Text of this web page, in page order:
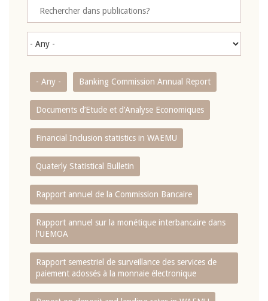
- Any - Banking Commission Annual Report
Documents d’Etude et d’Analyse Economiques
Financial Inclusion statistics in WAEMU
Quaterly Statistical Bulletin
Rapport annuel de la Commission Bancaire
Rapport annuel sur la monétique interbancaire dans
l'UEMOA
Rapport semestriel de surveillance des services de
paiement adossés à la monnaie électronique